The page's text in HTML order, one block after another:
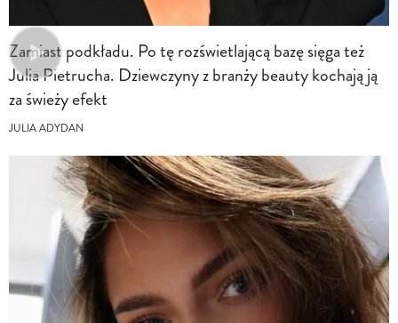
Zamiast podkładu. Po tę rozświetlającą bazę sięga też
Julia Pietrucha. Dziewczyny z branży beauty kochają ją
za świeży efekt
JULIA ADYDAN